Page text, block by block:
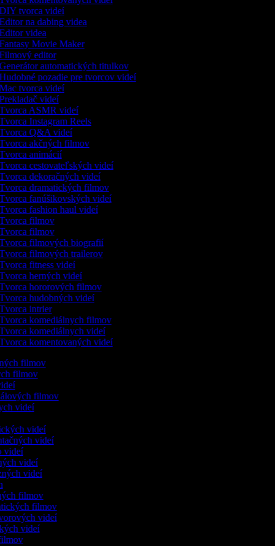
tvorca videí
na dabing videa
videa
Movie Maker
editor
automatických titulkov
pozadie pre tvorcov videí
tvorca videí
videí
ASMR videí
Instagram Reels
Q&A videí
akčných filmov
animácií
cestovateľských videí
dekoračných videí
dramatických filmov
fanúšikovských videí
fashion haul videí
filmov
filmov
filmových biografií
filmových trailerov
fitness videí
herných videí
hororových filmov
hudobných videí
intrier
komediálnych filmov
komediálnych videí
komentovaných videí
filmov
filmov
filmov
videí
videí
videí
videí
videí
videí
filmov
filmov
videí
videí